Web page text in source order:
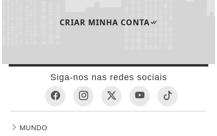
CRIAR MINHA CONTA
Siga-nos nas redes sociais
MUNDO